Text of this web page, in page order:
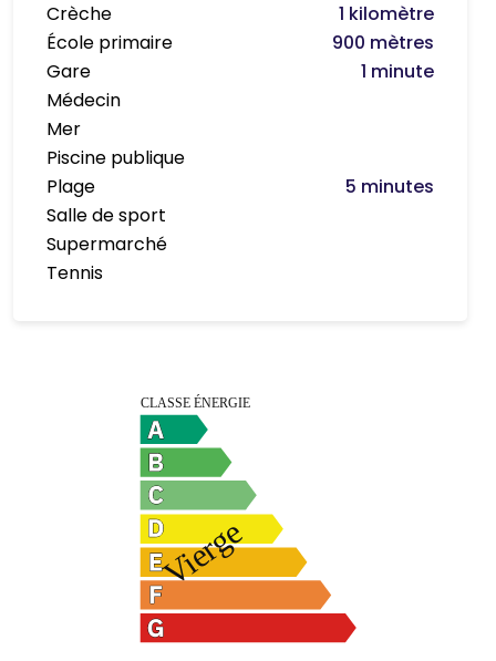
Crèche
1 kilomètre
École primaire
900 mètres
Gare
1 minute
Médecin
Mer
Piscine publique
Plage
5 minutes
Salle de sport
Supermarché
Tennis